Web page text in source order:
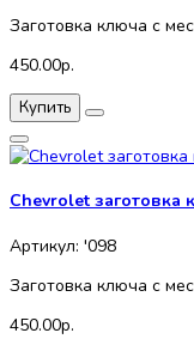
Заготовка ключа с
450.00р.
Купить
Chevrolet заготовка
Артикул: '098
Заготовка ключа с
450.00р.